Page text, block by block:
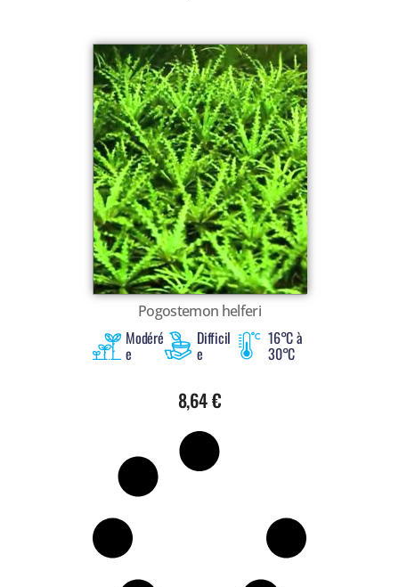
Pogostemon helferi
Modéré
e
Difficil
e
16°C à
30°C
8,64€